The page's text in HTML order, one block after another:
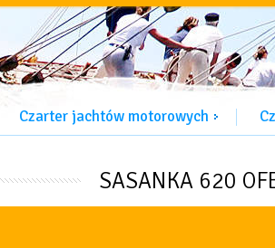
Czarter jachtów motorowych
SASANKA 620